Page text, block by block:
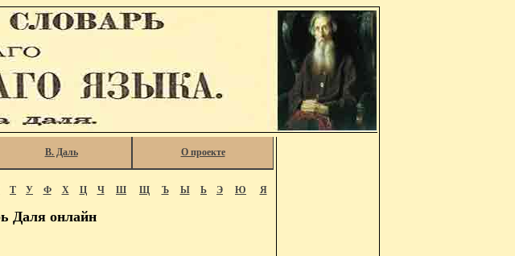
В. Даль О проекте
Т У Ф Х Ц Ч Ш Щ Ъ Ы Ь Э Ю Я
Даля онлайн